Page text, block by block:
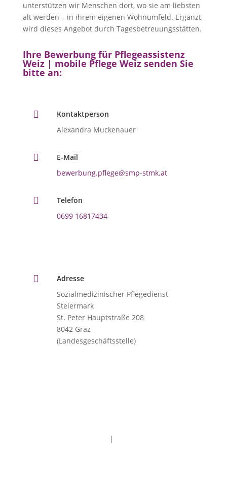
unterstützen wir Menschen dort, wo sie am liebsten
alt werden – in ihrem eigenen Wohnumfeld. Ergänzt
wird dieses Angebot durch Tagesbetreuungsstätten.
Ihre Bewerbung für Pflegeassistenz
Weiz | mobile Pflege Weiz senden Sie
bitte an:

Kontaktperson
Alexandra Muckenauer

E-Mail
bewerbung.pflege@smp-stmk.at

Telefon
0699 16817434

Adresse
Sozialmedizinischer Pflegedienst
Steiermark
St. Peter Hauptstraße 208
8042 Graz
(Landesgeschäftsstelle)
|